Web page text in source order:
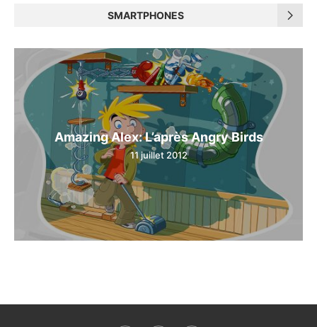
SMARTPHONES
Amazing Alex: L’après Angry Birds
11 juillet 2012